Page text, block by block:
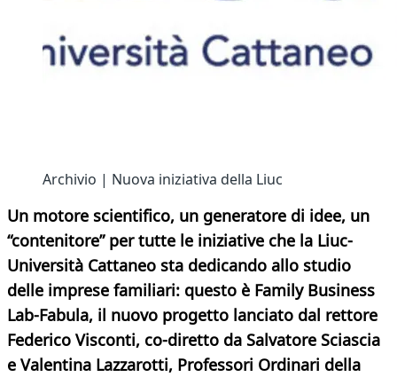
Archivio | Nuova iniziativa della Liuc
Un motore scientifico, un generatore di idee, un
“contenitore” per tutte le iniziative che la Liuc-
Università Cattaneo sta dedicando allo studio
delle imprese familiari: questo è Family Business
Lab-Fabula, il nuovo progetto lanciato dal rettore
Federico Visconti, co-diretto da Salvatore Sciascia
e Valentina Lazzarotti, Professori Ordinari della